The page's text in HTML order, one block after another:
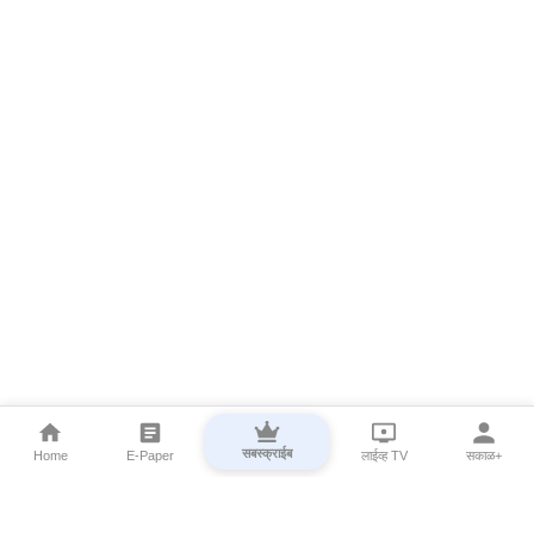
Home E-Paper सबस्क्राईब लाईव्ह TV सकाळ+